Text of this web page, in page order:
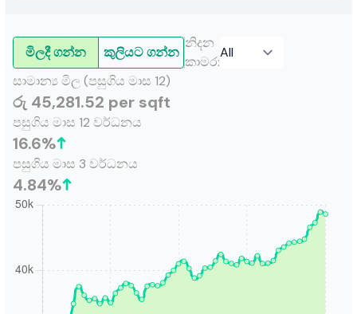
මිලදී ගන්න කුලියට ගන්න
නිදන
කාමර:
සාමාන්‍ය මිල (පසුගිය මාස 12)
රු 45,281.52 per sqft
පසුගිය මාස 12 වර්ධනය
16.6%
පසුගිය මාස 3 වර්ධනය
4.84%